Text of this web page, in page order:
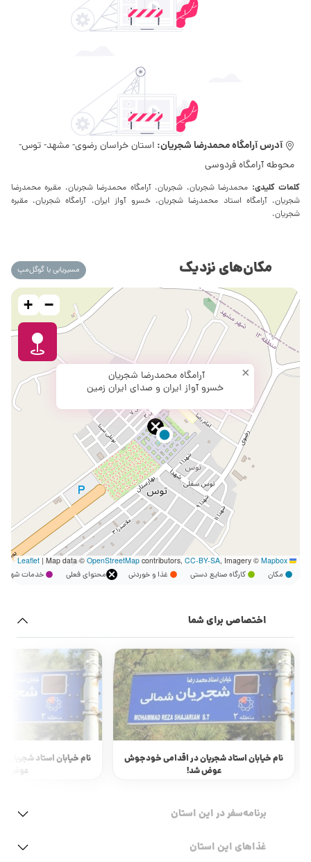
آدرس آرامگاه محمدرضا شجریان: استان خراسان رضوی- مشهد- توس-
محوطه آرامگاه فردوسی
کلمات کلیدی: محمدرضا شجریان، شجریان، آرامگاه محمدرضا شجریان، مقبره محمدرضا
شجریان، آرامگاه استاد محمدرضا شجریان، خسرو آواز ایران، آرامگاه شجریان، مقبره
شجریان،
مکان‌های نزدیک مسیریابی با گوگل‌مپ
آرامگاه محمدرضا شجریان
خسرو آواز ایران و صدای ایران زمین
×
+ −
Leaflet
| Map data © OpenStreetMapcontributors, CC-BY-SA, Imagery © Mapbox
مکان کارگاه صنایع دستی غذا و خوردنی محتوای فعلی خدمات
اختصاصی برای شما
نام خیابان استاد شجریان در اقدامی خودجوش
عوض شد!
نام خیابان استاد
عوض
برنامه‌سفر‌ در این استان
غذاهای این استان